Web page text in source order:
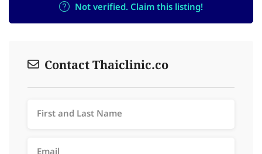
Not verified. Claim this listing!
Contact Thaiclinic.co